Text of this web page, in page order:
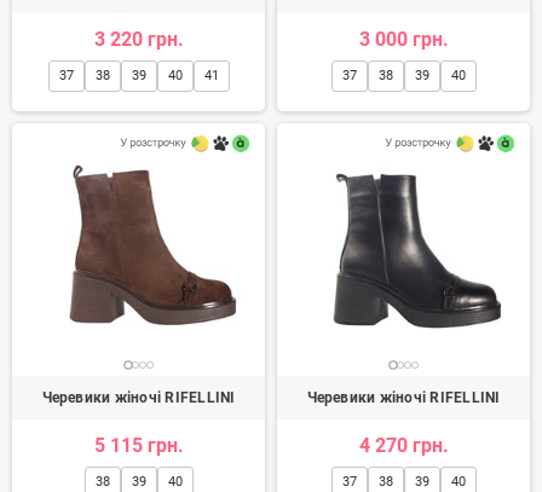
3 220 грн.
37 38 39 40 41
3 000 грн.
37 38 39 40
Черевики жіночі RIFELLINI
5 115 грн.
38 39 40
Черевики жіночі RIFELLINI
4 270 грн.
37 38 39 40